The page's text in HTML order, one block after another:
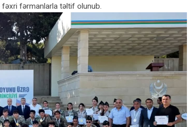
fəxri fərmanlarla təltif olunub.